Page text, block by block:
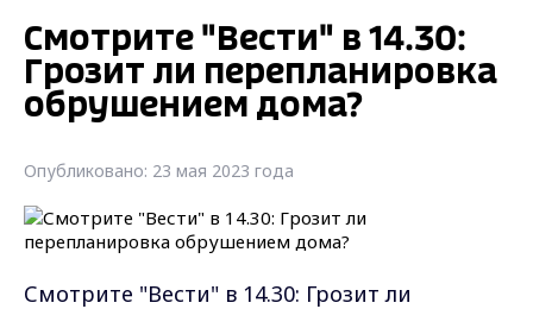
Смотрите "Вести" в 14.30:
Грозит ли перепланировка
обрушением дома?
Опубликовано: 23 мая 2023 года
Смотрите "Вести" в 14.30: Грозит ли